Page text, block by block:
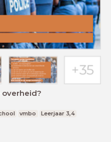
vmbo Leerjaar 3,4